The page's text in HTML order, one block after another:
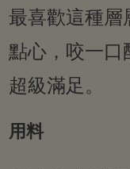
最喜歡這種層
點心，咬一口
超級滿足。
用料